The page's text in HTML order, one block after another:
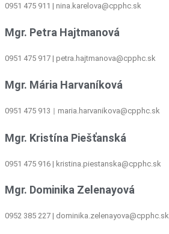
0951 475 911 | nina.karelova@cpphc.sk
Mgr. Petra Hajtmanová
0951 475 917 | petra.hajtmanova@cpphc.sk
Mgr. Mária Harvaníková
0951 475 913 maria.harvanikova@cpphc.sk
Mgr. Kristína Piešťanská
0951 475 916 | kristina.piestanska@cpphc.sk
Mgr. Dominika Zelenayová
0952 385 227 | dominika.zelenayova@cpphc.sk